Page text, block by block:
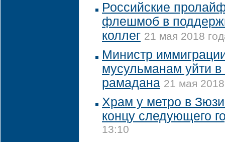
Российские
флешмоб в
коллег 21 мая 2018
Министр
мусульманам уйти в
рамадана 21 мая
Храм у метро в
концу следующего
13:10